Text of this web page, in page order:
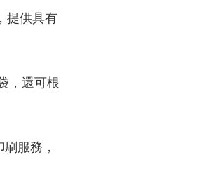
提供具有
，還可根
服務，